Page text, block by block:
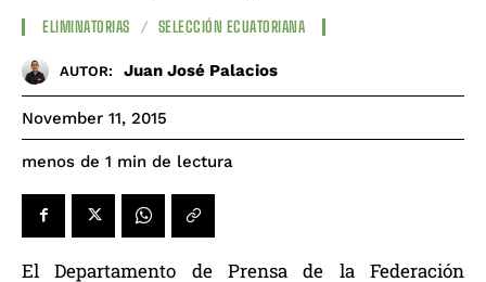
ELIMINATORIAS SELECCIÓN ECUATORIANA
AUTOR: Juan José Palacios
November 11, 2015
menos de 1 min de lectura
El Departamento de Prensa de la Federación